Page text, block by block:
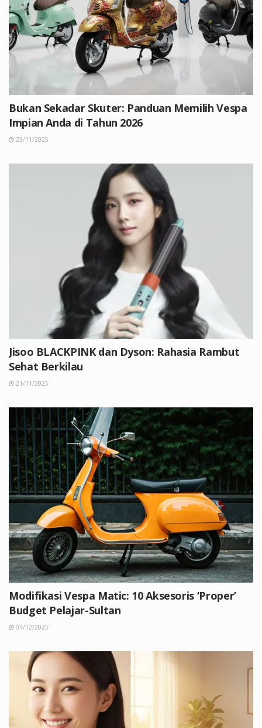
Bukan Sekadar Skuter: Panduan Memilih Vespa
Impian Anda di Tahun 2026
23/11/2025
Jisoo BLACKPINK dan Dyson: Rahasia Rambut
Sehat Berkilau
21/11/2025
Modifikasi Vespa Matic: 10 Aksesoris ‘Proper’
Budget Pelajar-Sultan
04/12/2025